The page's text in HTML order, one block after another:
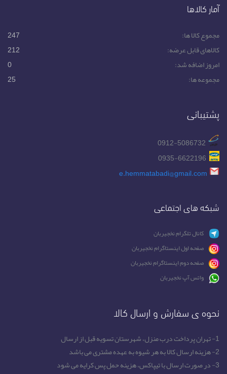
آمار کالاها
مجموع کالا ها:
247
کالاهای قابل عرضه:
212
امروز اضافه شد:
0
مجموعه ها:
25
پشتیبانی
e.hemmatabadi@gmail.com
شبکه های اجتماعی
کانال تلگرام نخجیربان
صفحه اول اینستاگرام نخجیربان
صفحه دوم اینستاگرام نخجیربان
واتس آپ نخجیربان
نحوه ی سفارش و ارسال کالا
1- تهران پرداخت درب منزل، شهرستان تسویه قبل از ارسال
2- هزینه ارسال کالا به هر شیوه به عهده مشتری می باشد
3- در صورت ارسال با تیپاکس، هزینه حمل پس کرایه می شود